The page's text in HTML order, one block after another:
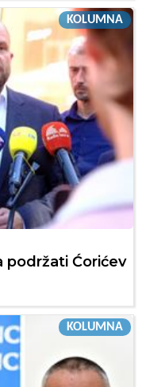
KOLUMNA
podržati Ćorićev
KOLUMNA